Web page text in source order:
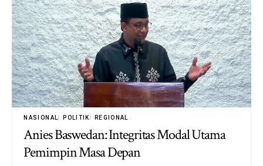
NASIONAL POLITIK REGIONAL
Anies Baswedan: Integritas Modal Utama
Pemimpin Masa Depan